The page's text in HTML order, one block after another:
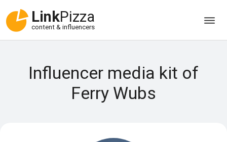
LinkPizza
content & influencers
Influencer media kit of
Ferry Wubs